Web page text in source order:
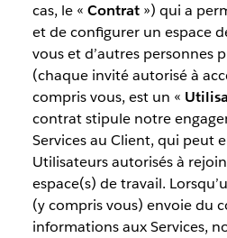
cas, le « Contrat») qui a
et de configurer un espace
vous et d’autres personnes
(chaque invité autorisé à
compris vous, est un «
contrat stipule notre
Services au Client, qui peut
Utilisateurs autorisés à
espace(s) de travail.
(y compris vous) envoie du
informations aux Services,